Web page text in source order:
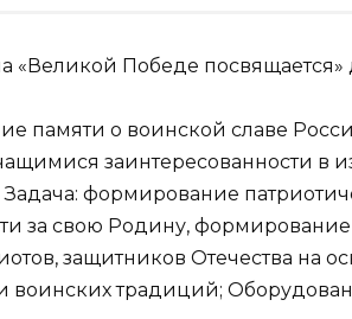
«Великой Победе посвящается»
памяти о воинской славе
заинтересованности в
формирование
за свою Родину,
защитников Отечества на
воинских традиций;